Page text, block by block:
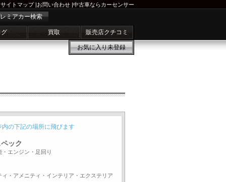
サイトマップ|お問い合わせ |中古車ならカーセンサー
ミアカー検索
買取 販売店クチコミ
お気に入り未登録
内の下記の場所に飛びます
ック
・エンジン・足回り
ィ・アメニティ・インテリア・エクステリア